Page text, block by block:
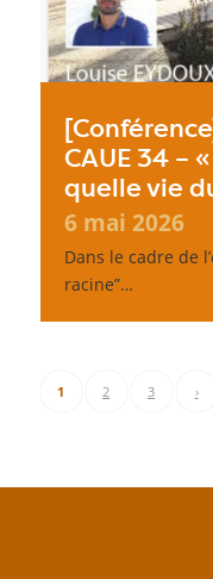
CAUE 34 –
quelle vie
6 mai 2026
Dans le cadre de
racine”…
1 2 3 ›